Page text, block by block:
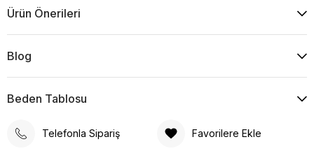
Ürün Önerileri
Blog
Beden Tablosu
Telefonla Sipariş Favorilere Ekle